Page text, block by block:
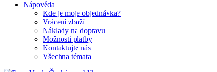
Nápověda
Kde je moje objednávka?
Vrácení zboží
Náklady na dopravu
Možnosti platby
Kontaktujte nás
Všechna témata